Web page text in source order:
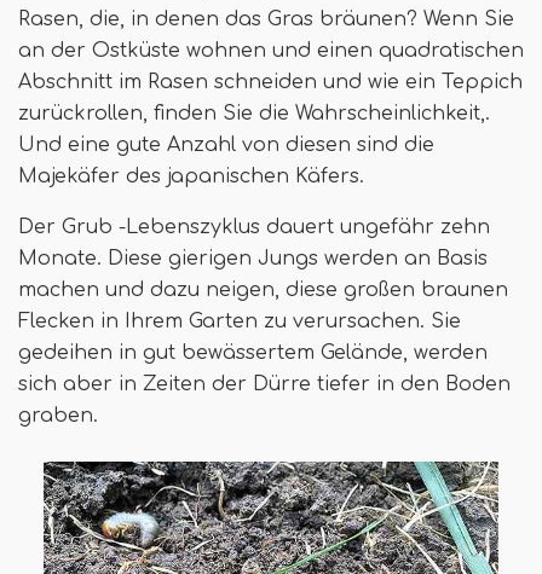
Rasen, die, in denen das Gras bräunen? Wenn Sie
an der Ostküste wohnen und einen quadratischen
Abschnitt im Rasen schneiden und wie ein Teppich
zurückrollen, finden Sie die Wahrscheinlichkeit,.
Und eine gute Anzahl von diesen sind die
Majekäfer des japanischen Käfers.
Der Grub -Lebenszyklus dauert ungefähr zehn
Monate. Diese gierigen Jungs werden an Basis
machen und dazu neigen, diese großen braunen
Flecken in Ihrem Garten zu verursachen. Sie
gedeihen in gut bewässertem Gelände, werden
sich aber in Zeiten der Dürre tiefer in den Boden
graben.